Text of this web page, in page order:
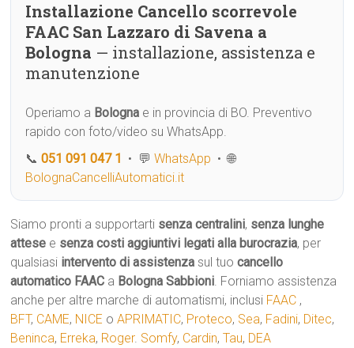
Installazione Cancello scorrevole
FAAC San Lazzaro di Savena a
Bologna — installazione, assistenza e
manutenzione
Operiamo a Bologna e in provincia di BO. Preventivo
rapido con foto/video su WhatsApp.
📞051 091 047 1 • 💬WhatsApp • 🌐
BolognaCancelliAutomatici.it
Siamo pronti a supportarti senza centralini, senza lunghe
attese e senza costi aggiuntivi legati alla burocrazia, per
qualsiasi intervento di assistenza sul tuocancello
automatico FAAC a Bologna Sabbioni. Forniamo assistenza
anche per altre marche di automatismi, inclusi FAAC ,
BFT, CAME, NICE oAPRIMATIC, Proteco, Sea, Fadini, Ditec,
Beninca, Erreka, Roger. Somfy, Cardin,Tau, DEA